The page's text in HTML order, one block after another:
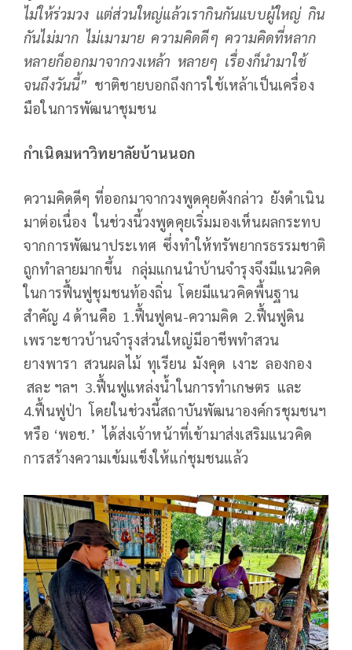
ไม่ให้ร่วมวง แต่ส่วนใหญ่แล้วเรากินกันแบบผู้ใหญ่ กิน
กันไม่มาก ไม่เมามาย ความคิดดีๆ ความคิดที่หลาก
หลายก็ออกมาจากวงเหล้า หลายๆ เรื่องก็นำมาใช้
จนถึงวันนี้” ชาติชายบอกถึงการใช้เหล้าเป็นเครื่อง
มือในการพัฒนาชุมชน
กำเนิดมหาวิทยาลัยบ้านนอก
ความคิดดีๆ ที่ออกมาจากวงพูดคุยดังกล่าว ยังดำเนิน
มาต่อเนื่อง ในช่วงนี้วงพูดคุยเริ่มมองเห็นผลกระทบ
จากการพัฒนาประเทศ ซึ่งทำให้ทรัพยากรธรรมชาติ
ถูกทำลายมากขึ้น กลุ่มแกนนำบ้านจำรุงจึงมีแนวคิด
ในการฟื้นฟูชุมชนท้องถิ่น โดยมีแนวคิดพื้นฐาน
สำคัญ 4 ด้านคือ 1.ฟื้นฟูคน-ความคิด 2.ฟื้นฟูดิน
เพราะชาวบ้านจำรุงส่วนใหญ่มีอาชีพทำสวน
ยางพารา สวนผลไม้ ทุเรียน มังคุด เงาะ ลองกอง
สละ ฯลฯ 3.ฟื้นฟูแหล่งน้ำในการทำเกษตร และ
4.ฟื้นฟูป่า โดยในช่วงนี้สถาบันพัฒนาองค์กรชุมชนฯ
หรือ ‘พอช.’ ได้ส่งเจ้าหน้าที่เข้ามาส่งเสริมแนวคิด
การสร้างความเข้มแข็งให้แก่ชุมชนแล้ว